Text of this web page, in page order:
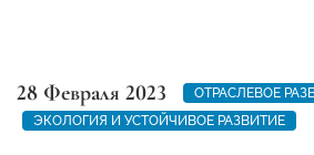
28 Февраля 2023
ОТРАСЛЕВОЕ
ЭКОЛОГИЯ И УСТОЙЧИВОЕ РАЗВИТИЕ